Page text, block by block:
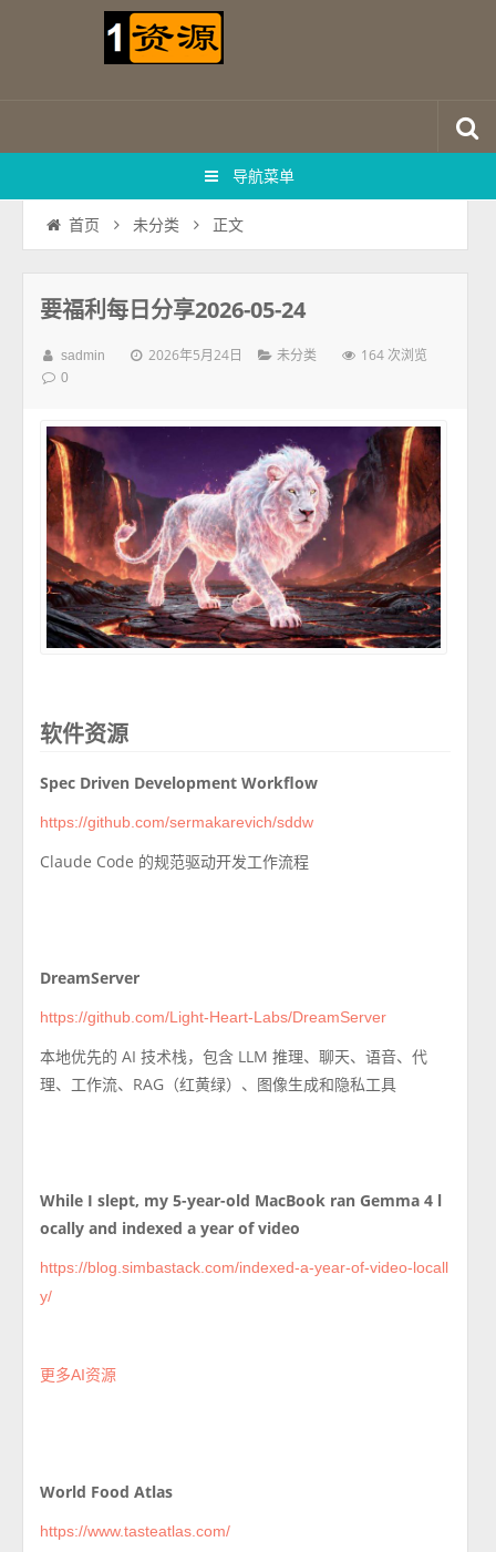
导航菜单
首页 未分类 正文
要福利每日分享2026-05-24
sadmin 2026年5月24日 未分类 164 次浏览
0
软件资源
Spec Driven Development Workflow
https://github.com/sermakarevich/sddw
Claude Code 的规范驱动开发工作流程
DreamServer
https://github.com/Light-Heart-Labs/DreamServer
本地优先的 AI 技术栈，包含 LLM 推理、聊天、语音、代
理、工作流、RAG（红黄绿）、图像生成和隐私工具
While I slept, my 5-year-old MacBook ran Gemma 4 l
ocally and indexed a year of video
https://blog.simbastack.com/indexed-a-year-of-video-locall
y/
更多AI资源
World Food Atlas
https://www.tasteatlas.com/